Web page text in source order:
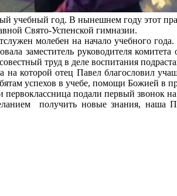
учебный год. В нынешнем году этот
Свято-Успенской гимназии.
молебен на начало учебного года.
заместитель руководителя
труд в деле воспитания
которой отец Павел благословил
успехов в учебе, помощи Божией в
подали первый звонок
получить новые знания, наша